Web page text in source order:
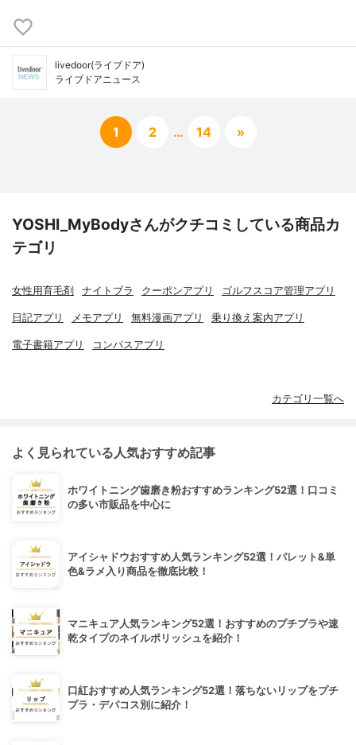
livedoor(ライブドア)
ライブドアニュース
1 2 … 14 »
YOSHI_MyBodyさんがクチコミしている商品カ
テゴリ
女性用育毛剤 ナイトブラ クーポンアプリ ゴルフスコア管理アプリ
日記アプリ メモアプリ 無料漫画アプリ 乗り換え案内アプリ
電子書籍アプリ コンパスアプリ
カテゴリ一覧へ
よく見られている人気おすすめ記事
ホワイトニング歯磨き粉おすすめランキング52選！口コミ
の多い市販品を中心に
アイシャドウおすすめ人気ランキング52選！パレット&単
色&ラメ入り商品を徹底比較！
マニキュア人気ランキング52選！おすすめのプチプラや速
乾タイプのネイルポリッシュを紹介！
口紅おすすめ人気ランキング52選！落ちないリップをプチ
プラ・デパコス別に紹介！